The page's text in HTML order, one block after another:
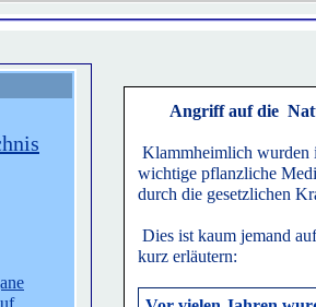
Angriff auf die
Klammheimlich wurden
wichtige pflanzliche
durch die gesetzlichen
Dies ist kaum jemand
kurz erläutern: